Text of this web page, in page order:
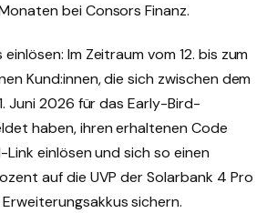
bei Consors Finanz.
Im Zeitraum vom 12. bis zum
Kund:innen, die sich zwischen dem
Juni 2026 für das Early-Bird-
haben, ihren erhaltenen Code
Link einlösen und sich so einen
auf die UVP der Solarbank 4 Pro
sichern.